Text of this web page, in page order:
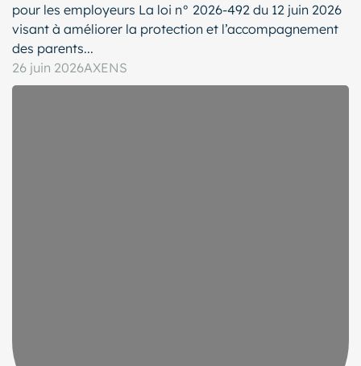
pour les employeurs La loi n° 2026-492 du 12 juin 2026
visant à améliorer la protection et l’accompagnement
des parents...
26 juin 2026AXENS